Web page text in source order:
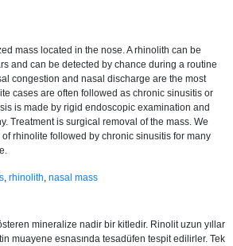
mass located in the nose. A rhinolith can be
and can be detected by chance during a routine
congestion and nasal discharge are the most
cases are often followed as chronic sinusitis or
is made by rigid endoscopic examination and
Treatment is surgical removal of the mass. We
rhinolite followed by chronic sinusitis for many
, rhinolith, nasal mass
mineralize nadir bir kitledir. Rinolit uzun yıllar
muayene esnasında tesadüfen tespit edilirler. Tek